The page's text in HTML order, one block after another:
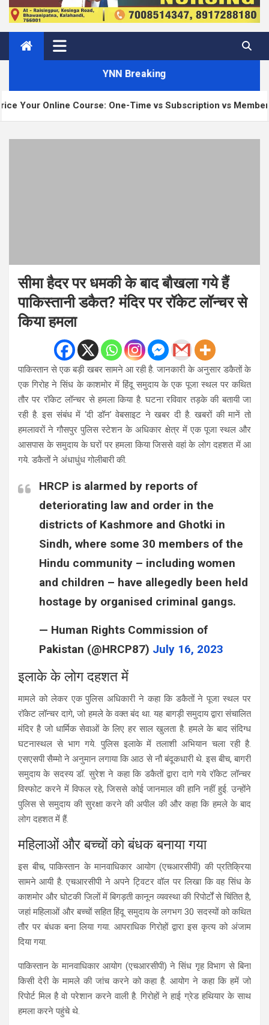
YNN Breaking
One-Time vs Subscription vs Membership
सीमा हैदर पर धमकी के बाद बौखला गये हैं
पाकिस्तानी डकैत? मंदिर पर रॉकेट लॉन्चर से
किया हमला
पाकिस्तान से एक बड़ी खबर सामने आ रही है. जानकारी के अनुसार डकैतों के
एक गिरोह ने सिंध के काशमोर में हिंदू समुदाय के एक पूजा स्थल पर कथित
तौर पर रॉकेट लॉन्चर से हमला किया है. घटना रविवार तड़के की बतायी जा
रही है. इस संबंध में ‘दी डॉन’ वेबसाइट ने खबर दी है. खबरों की मानें तो
हमलावरों ने गौसपुर पुलिस स्टेशन के अधिकार क्षेत्र में एक पूजा स्थल और
आसपास के समुदाय के घरों पर हमला किया जिससे वहां के लोग दहशत में आ
गये. डकैतों ने अंधाधुंध गोलीबारी की.
HRCP is alarmed by reports of
deteriorating law and order in the
districts of Kashmore and Ghotki in
Sindh, where some 30 members of the
Hindu community – including women
and children – have allegedly been held
hostage by organised criminal gangs.
— Human Rights Commission of
Pakistan (@HRCP87) July 16, 2023
इलाके के लोग दहशत में
मामले को लेकर एक पुलिस अधिकारी ने कहा कि डकैतों ने पूजा स्थल पर
रॉकेट लॉन्चर दागे, जो हमले के वक्त बंद था. यह बागड़ी समुदाय द्वारा संचालित
मंदिर है जो धार्मिक सेवाओं के लिए हर साल खुलता है. हमले के बाद संदिग्ध
घटनास्थल से भाग गये. पुलिस इलाके में तलाशी अभियान चला रही है.
एसएसपी सैम्मो ने अनुमान लगाया कि आठ से नौ बंदूकधारी थे. इस बीच, बागरी
समुदाय के सदस्य डॉ. सुरेश ने कहा कि डकैतों द्वारा दागे गये रॉकेट लॉन्चर
विस्फोट करने में विफल रहे, जिससे कोई जानमाल की हानि नहीं हुई. उन्होंने
पुलिस से समुदाय की सुरक्षा करने की अपील की और कहा कि हमले के बाद
लोग दहशत में हैं.
महिलाओं और बच्चों को बंधक बनाया गया
इस बीच, पाकिस्तान के मानवाधिकार आयोग (एचआरसीपी) की प्रतिक्रिया
सामने आयी है. एचआरसीपी ने अपने ट्विटर वॉल पर लिखा कि वह सिंध के
काशमोर और घोटकी जिलों में बिगड़ती कानून व्यवस्था की रिपोर्टों से चिंतित है,
जहां महिलाओं और बच्चों सहित हिंदू समुदाय के लगभग 30 सदस्यों को कथित
तौर पर बंधक बना लिया गया. आपराधिक गिरोहों द्वारा इस कृत्य को अंजाम
दिया गया.
पाकिस्तान के मानवाधिकार आयोग (एचआरसीपी) ने सिंध गृह विभाग से बिना
किसी देरी के मामले की जांच करने को कहा है. आयोग ने कहा कि हमें जो
रिपोर्ट मिल है वो परेशान करने वाली है. गिरोहों ने हाई ग्रेड हथियार के साथ
हमला करने पहुंचे थे.